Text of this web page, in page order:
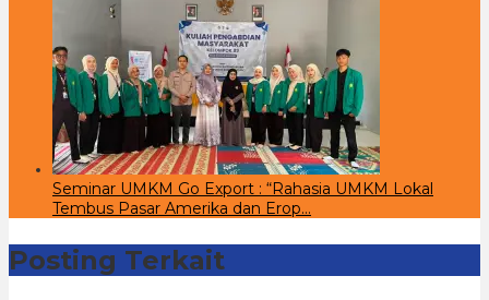
Seminar UMKM Go Export : “Rahasia UMKM Lokal
Tembus Pasar Amerika dan Erop…
Posting Terkait